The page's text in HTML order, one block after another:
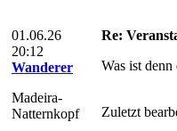
01.06.26
20:12
Wanderer
Madeira-
Natternkopf
Re:
Was ist
Zuletzt